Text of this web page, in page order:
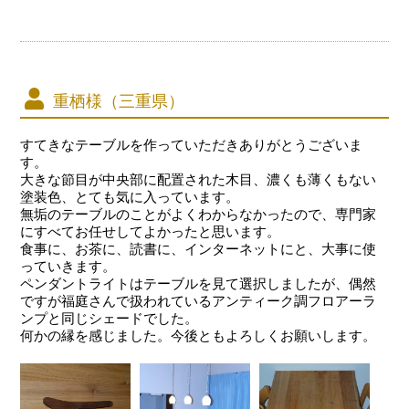
重栖様（三重県）
すてきなテーブルを作っていただきありがとうございま
す。
大きな節目が中央部に配置された木目、濃くも薄くもない
塗装色、とても気に入っています。
無垢のテーブルのことがよくわからなかったので、専門家
にすべてお任せしてよかったと思います。
食事に、お茶に、読書に、インターネットにと、大事に使
っていきます。
ペンダントライトはテーブルを見て選択しましたが、偶然
ですが福庭さんで扱われているアンティーク調フロアーラ
ンプと同じシェードでした。
何かの縁を感じました。今後ともよろしくお願いします。